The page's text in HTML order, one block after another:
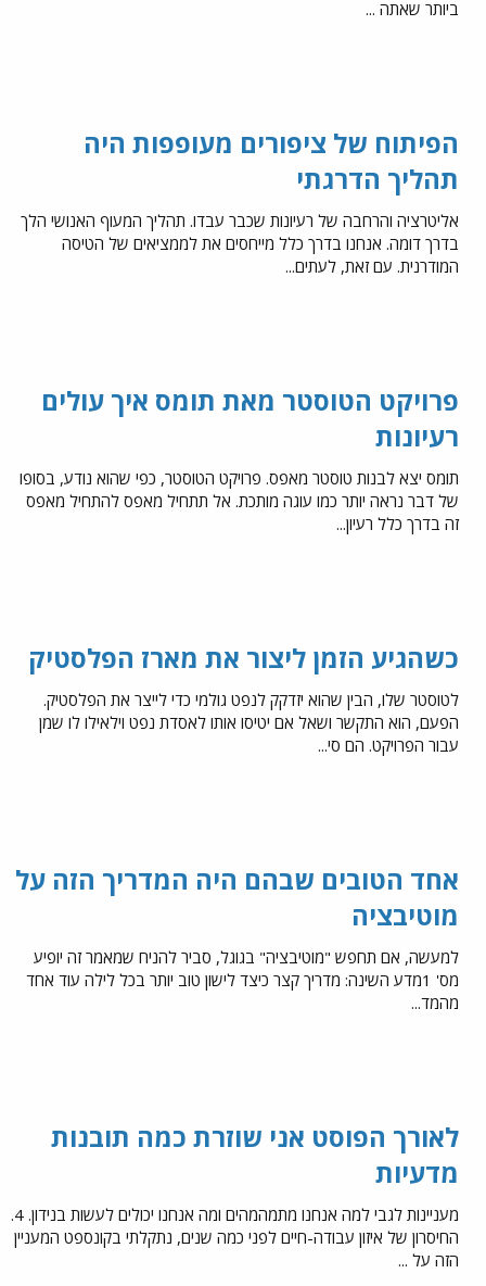
ביותר שאתה ...
הפיתוח של ציפורים מעופפות היה
תהליך הדרגתי
אליטרציה והרחבה של רעיונות שכבר עבדו. תהליך המעוף האנושי הלך
בדרך דומה. אנחנו בדרך כלל מייחסים את לממציאים של הטיסה
המודרנית. עם זאת, לעתים...
פרויקט הטוסטר מאת תומס איך עולים
רעיונות
תומס יצא לבנות טוסטר מאפס. פרויקט הטוסטר, כפי שהוא נודע, בסופו
של דבר נראה יותר כמו עוגה מותכת. אל תתחיל מאפס להתחיל מאפס
זה בדרך כלל רעיון...
כשהגיע הזמן ליצור את מארז הפלסטיק
לטוסטר שלו, הבין שהוא יזדקק לנפט גולמי כדי לייצר את הפלסטיק.
הפעם, הוא התקשר ושאל אם יטיסו אותו לאסדת נפט וילאילו לו שמן
עבור הפרויקט. הם סי...
אחד הטובים שבהם היה המדריך הזה על
מוטיבציה
למעשה, אם תחפש "מוטיבציה" בגוגל, סביר להניח שמאמר זה יופיע
מס' 1מדע השינה: מדריך קצר כיצד לישון טוב יותר בכל לילה עוד אחד
מהמד...
לאורך הפוסט אני שוזרת כמה תובנות
מדעיות
מעניינות לגבי למה אנחנו מתמהמהים ומה אנחנו יכולים לעשות בנידון. 4.
החיסרון של איזון עבודה-חיים לפני כמה שנים, נתקלתי בקונספט המעניין
הזה על ...